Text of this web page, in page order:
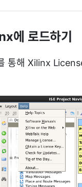
에 로드하기
통해 Xilinx